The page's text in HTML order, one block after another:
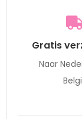
Gratis
Naar